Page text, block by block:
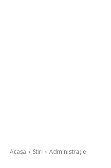
Acasă Stiri Administrație